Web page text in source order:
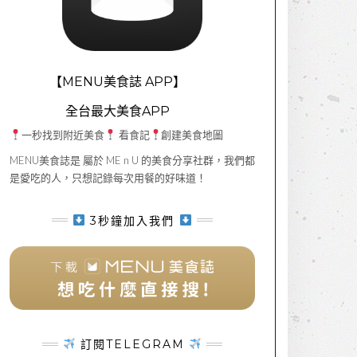
【MENU美食誌 APP】
全台最大美食APP
一秒找到附近美食 看食記
創建美食地圖
MENU美食誌是 屬於 ME n U 的美食分享社群，我們都
是愛吃的人，只想記錄每次用餐的好味道！
3秒鐘加入我們
訂閱TELEGRAM